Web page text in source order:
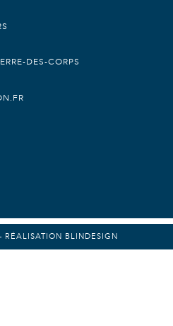
DES-CORPS
RÉALISATION BLINDESIGN